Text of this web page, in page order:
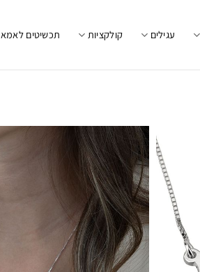
עגילים קולקציות תכשיטים לאמא